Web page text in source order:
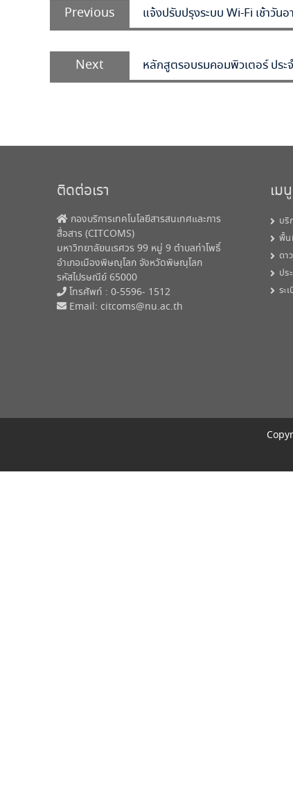
Previous แจ้งปรับปรุงระบบ Wi-Fi เช้าวั
Next หลักสูตรอบรมคอมพิวเตอร์ ประ
ติดต่อเรา
กองบริการเทคโนโลยีสารสนเทศและการ
สื่อสาร (CITCOMS)
มหาวิทยาลัยนเรศวร 99 หมู่ 9 ตำบลท่าโพธิ์
อำเภอเมืองพิษณุโลก จังหวัดพิษณุโลก
รหัสไปรษณีย์ 65000
โทรศัพท์ : 0-5596- 1512
Email: citcoms@nu.ac.th
เม
บริ
พื้น
ดา
ปร
ระ